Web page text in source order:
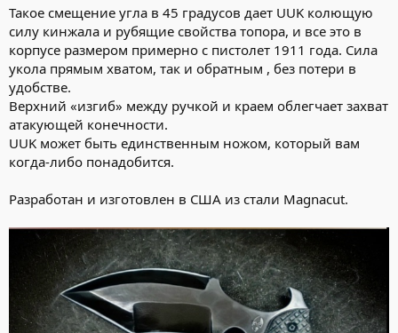
Такое смещение угла в 45 градусов дает UUK колющую
силу кинжала и рубящие свойства топора, и все это в
корпусе размером примерно с пистолет 1911 года. Сила
укола прямым хватом, так и обратным , без потери в
удобстве.
Верхний «изгиб» между ручкой и краем облегчает захват
атакующей конечности.
UUK может быть единственным ножом, который вам
когда-либо понадобится.
Разработан и изготовлен в США из стали Magnacut.